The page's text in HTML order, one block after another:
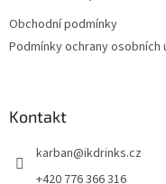
Obchodní podmínky
Podmínky ochrany osobních
Kontakt
karban@ikdrinks.cz
+420 776 366 316